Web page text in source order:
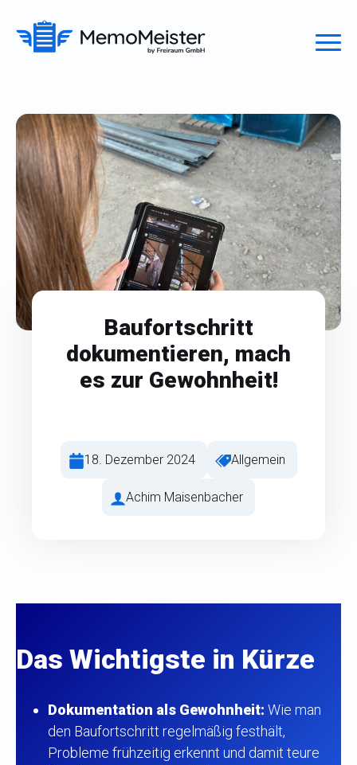
Baufortschritt
dokumentieren, mach
es zur Gewohnheit!
18. Dezember 2024 Allgemein
Achim Maisenbacher
Das Wichtigste in Kürze
Dokumentation als Gewohnheit: Wie man
den Baufortschritt regelmäßig festhält,
Probleme frühzeitig erkennt und damit teure